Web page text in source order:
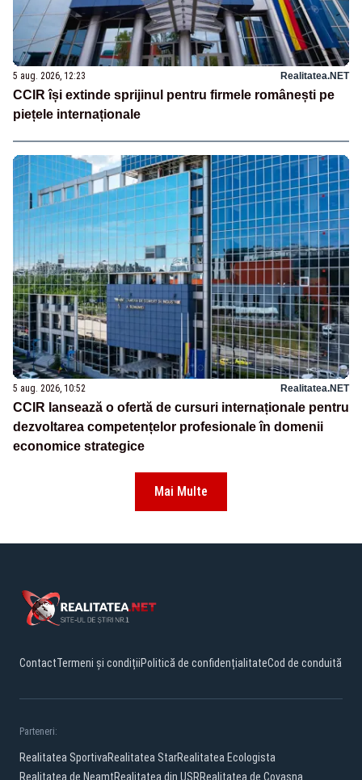
5 aug. 2026, 12:23 Realitatea.NET
CCIR își extinde sprijinul pentru firmele românești pe
piețele internaționale
5 aug. 2026, 10:52 Realitatea.NET
CCIR lansează o ofertă de cursuri internaționale pentru
dezvoltarea competențelor profesionale în domenii
economice strategice
Mai Multe
ContactTermeni și condițiiPolitică de confidențialitateCod de conduită
Parteneri:
Realitatea SportivaRealitatea StarRealitatea Ecologista
Realitatea de NeamtRealitatea din USRRealitatea de Covasna